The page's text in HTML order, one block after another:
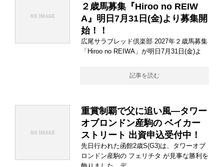
２歳馬募集『Hiroo no REIW
A』明日7月31日(金)より募集開
始！！
広尾サラブレッド倶楽部 2027年２歳馬募集
「Hiroo no REIWA」が明日7月31日(金)よ
記事を読む
重賞制覇で父に追い風―タワー
オブロンドン産駒の ベイカー
ストリート 出資申込受付中！
先日行われた函館2歳S(G3)は、タワーオブ
ロンドン産駒の フェリチタ が見事な勝利を